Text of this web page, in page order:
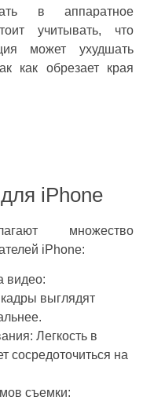
в аппаратное
учитывать, что
может ухудшать
как обрезает края
iPhone
множество
iPhone:
видео:
выглядят
Легкость в
сосредоточиться на
съемки: